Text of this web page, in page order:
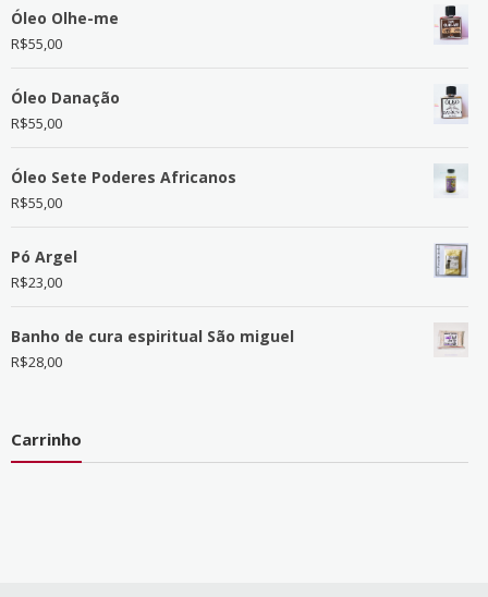
Óleo Olhe-me
R$55,00
Óleo Danação
R$55,00
Óleo Sete Poderes Africanos
R$55,00
Pó Argel
R$23,00
Banho de cura espiritual São miguel
R$28,00
Carrinho